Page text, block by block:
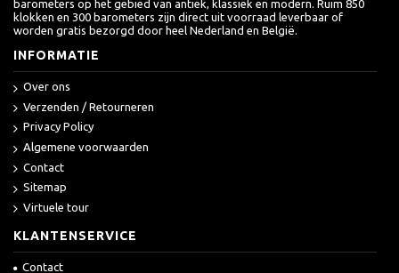
barometers op het gebied van antiek, klassiek en modern. Ruim 850
klokken en 300 barometers zijn direct uit voorraad leverbaar of
worden gratis bezorgd door heel Nederland en België.
INFORMATIE
Over ons
Verzenden / Retourneren
Privacy Policy
Algemene voorwaarden
Contact
Sitemap
Virtuele tour
KLANTENSERVICE
Contact